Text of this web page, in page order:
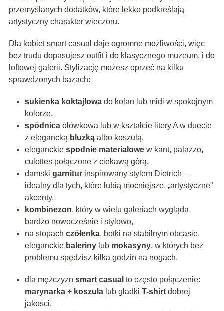
przemyślanych dodatków, które lekko podkreślają
artystyczny charakter wieczoru.
Dla kobiet smart casual daje ogromne możliwości, więc
bez trudu dopasujesz outfit i do klasycznego muzeum, i do
loftowej galerii. Stylizację możesz oprzeć na kilku
sprawdzonych bazach:
sukienka koktajlowado kolan lub midi w spokojnym
kolorze,
spódnicaołówkowa lub w kształcie litery A w duecie
z elegancką bluzkąalbo koszulą,
eleganckie spodnie materiałowew kant, palazzo,
culottes połączone z ciekawą górą,
damski garniturinspirowany stylem Dietrich –
idealny dla tych, które lubią mocniejsze, „artystyczne”
akcenty,
kombinezon, który w wielu galeriach wygląda
bardzo nowocześnie i stylowo,
na stopach czółenka, botki na stabilnym obcasie,
eleganckie balerinylub mokasyny, w których bez
problemu spędzisz kilka godzin na nogach.
dla mężczyzn smart casual to często połączenie:
marynarka+ koszulalub gładki T-shirtdobrej
jakości,